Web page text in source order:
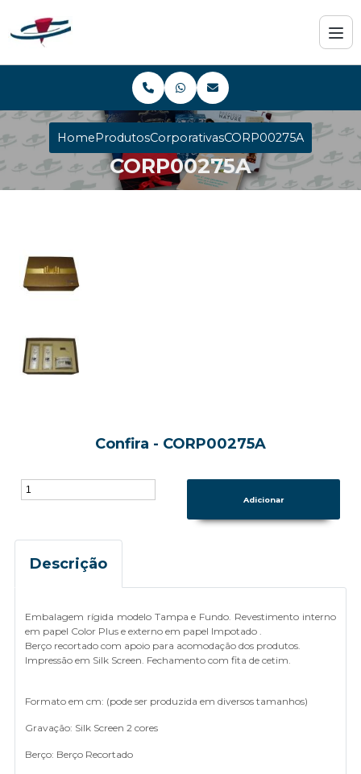
HomeProdutosCorporativasCORP00275A
CORP00275A
Confira - CORP00275A
Descrição
Embalagem rígida modelo Tampa e Fundo. Revestimento interno
em papel Color Plus e externo em papel Impotado .
Berço recortado com apoio para acomodação dos produtos.
Impressão em Silk Screen. Fechamento com fita de cetim.
Formato em cm: (pode ser produzida em diversos tamanhos)
Gravação: Silk Screen 2 cores
Berço: Berço Recortado